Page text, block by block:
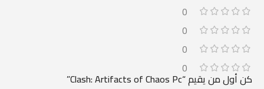
0
0
0
0
كن أول من يقيم “Clash: Artifacts of Chaos Pc”